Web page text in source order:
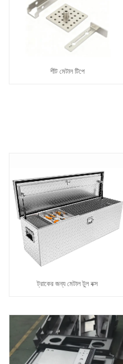
শীট মেটাল টিপে
ট্রাকের জন্য মেটাল টুল বক্স